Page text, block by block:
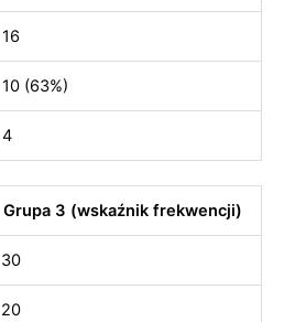
16
10 (63%)
4
Grupa 3 (wskaźnik frekwencji)
30
20